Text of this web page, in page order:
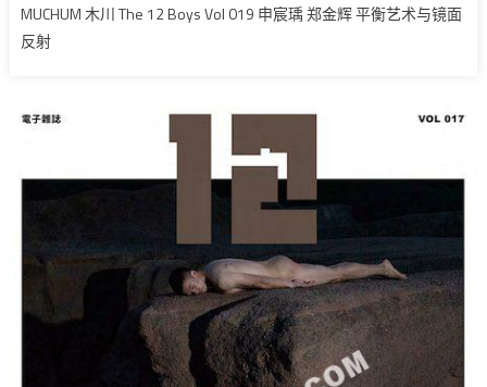
MUCHUM 木川 The 12 Boys Vol 019 申宸瑀 郑金辉 平衡艺术与镜面
反射